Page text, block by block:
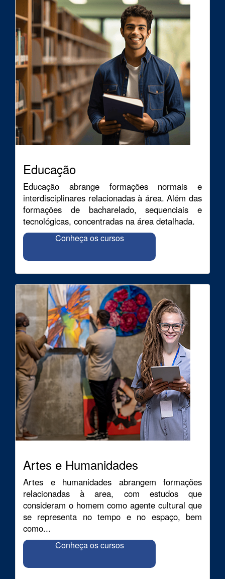
Educação
Educação abrange formações normais e
interdisciplinares relacionadas à área. Além das
formações de bacharelado, sequenciais e
tecnológicas, concentradas na área detalhada.
Conheça os cursos
Artes e Humanidades
Artes e humanidades abrangem formações
relacionadas à area, com estudos que
consideram o homem como agente cultural que
se representa no tempo e no espaço, bem
como...
Conheça os cursos